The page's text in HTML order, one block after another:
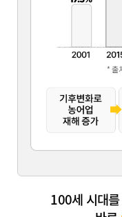
100세 시대